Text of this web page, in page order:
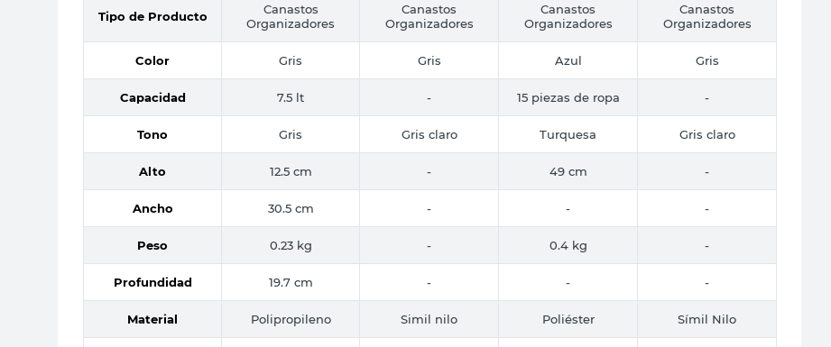
Tipo de Producto
Canastos
Organizadores
Canastos
Organizadores
Canastos
Organizadores
Canastos
Organizadores
Color Gris Gris Azul Gris
Capacidad 7.5 lt - 15 piezas de ropa -
Tono Gris Gris claro Turquesa Gris claro
Alto 12.5 cm - 49 cm -
Ancho 30.5 cm - - -
Peso 0.23 kg - 0.4 kg -
Profundidad 19.7 cm - - -
Material Polipropileno Simil nilo Poliéster Símil Nilo